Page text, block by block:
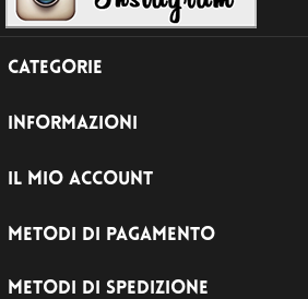
CATEGORIE
INFORMAZIONI
IL MIO ACCOUNT
METODI DI PAGAMENTO
METODI DI SPEDIZIONE